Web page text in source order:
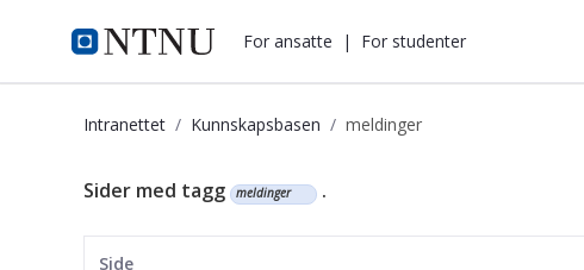
i.ntnu.no For ansatte | For studenter
Intranettet Kunnskapsbasen meldinger
Kunnskapsbasen
Sider med tagg meldinger .
Side